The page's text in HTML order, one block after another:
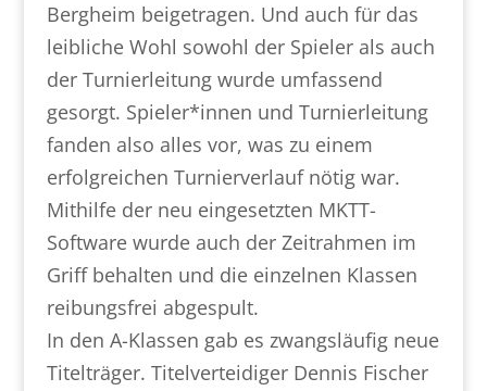
Bergheim beigetragen. Und auch für das
leibliche Wohl sowohl der Spieler als auch
der Turnierleitung wurde umfassend
gesorgt. Spieler*innen und Turnierleitung
fanden also alles vor, was zu einem
erfolgreichen Turnierverlauf nötig war.
Mithilfe der neu eingesetzten MKTT-
Software wurde auch der Zeitrahmen im
Griff behalten und die einzelnen Klassen
reibungsfrei abgespult.
In den A-Klassen gab es zwangsläufig neue
Titelträger. Titelverteidiger Dennis Fischer